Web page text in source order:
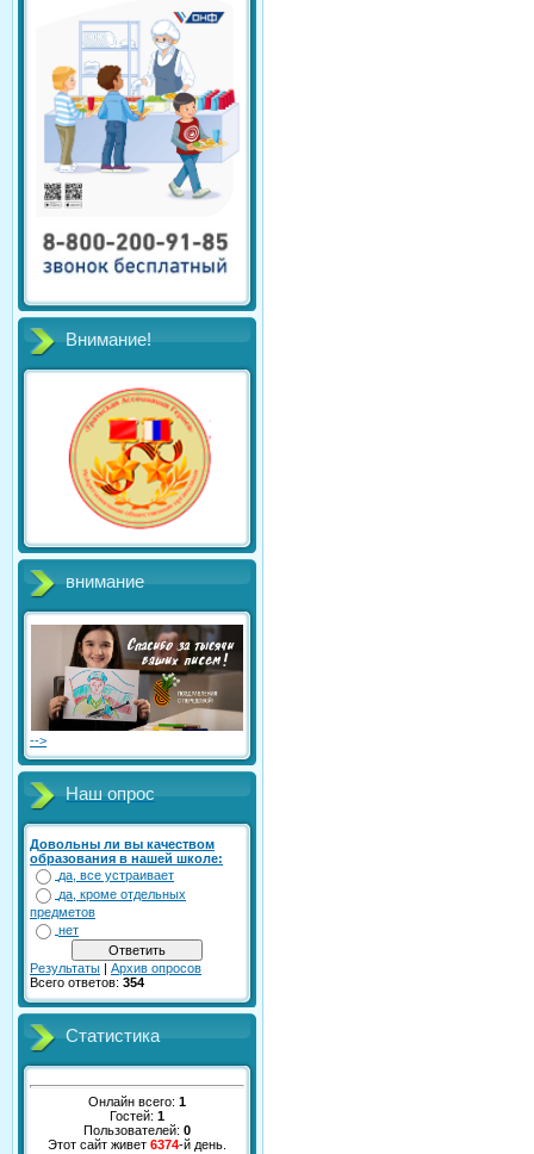
Внимание!
внимание
-->
Наш опрос
Довольны ли вы качеством
образования в нашей школе:
да, все устраивает
да, кроме отдельных
предметов
нет
Результаты | Архив опросов
Всего ответов: 354
Статистика
Онлайн всего: 1
Гостей: 1
Пользователей: 0
Этот сайт живет 6374-й день.